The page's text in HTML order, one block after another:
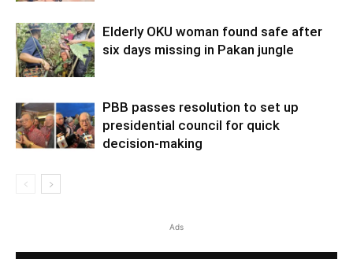
Elderly OKU woman found safe after
six days missing in Pakan jungle
PBB passes resolution to set up
presidential council for quick
decision-making
Ads